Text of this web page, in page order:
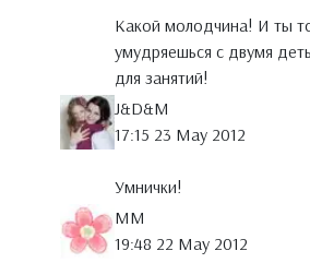
Какой молодчина! И ты
умудряешься с двумя
для занятий!
J&D&M
17:15 23 May 2012
Умнички!
MM
19:48 22 May 2012